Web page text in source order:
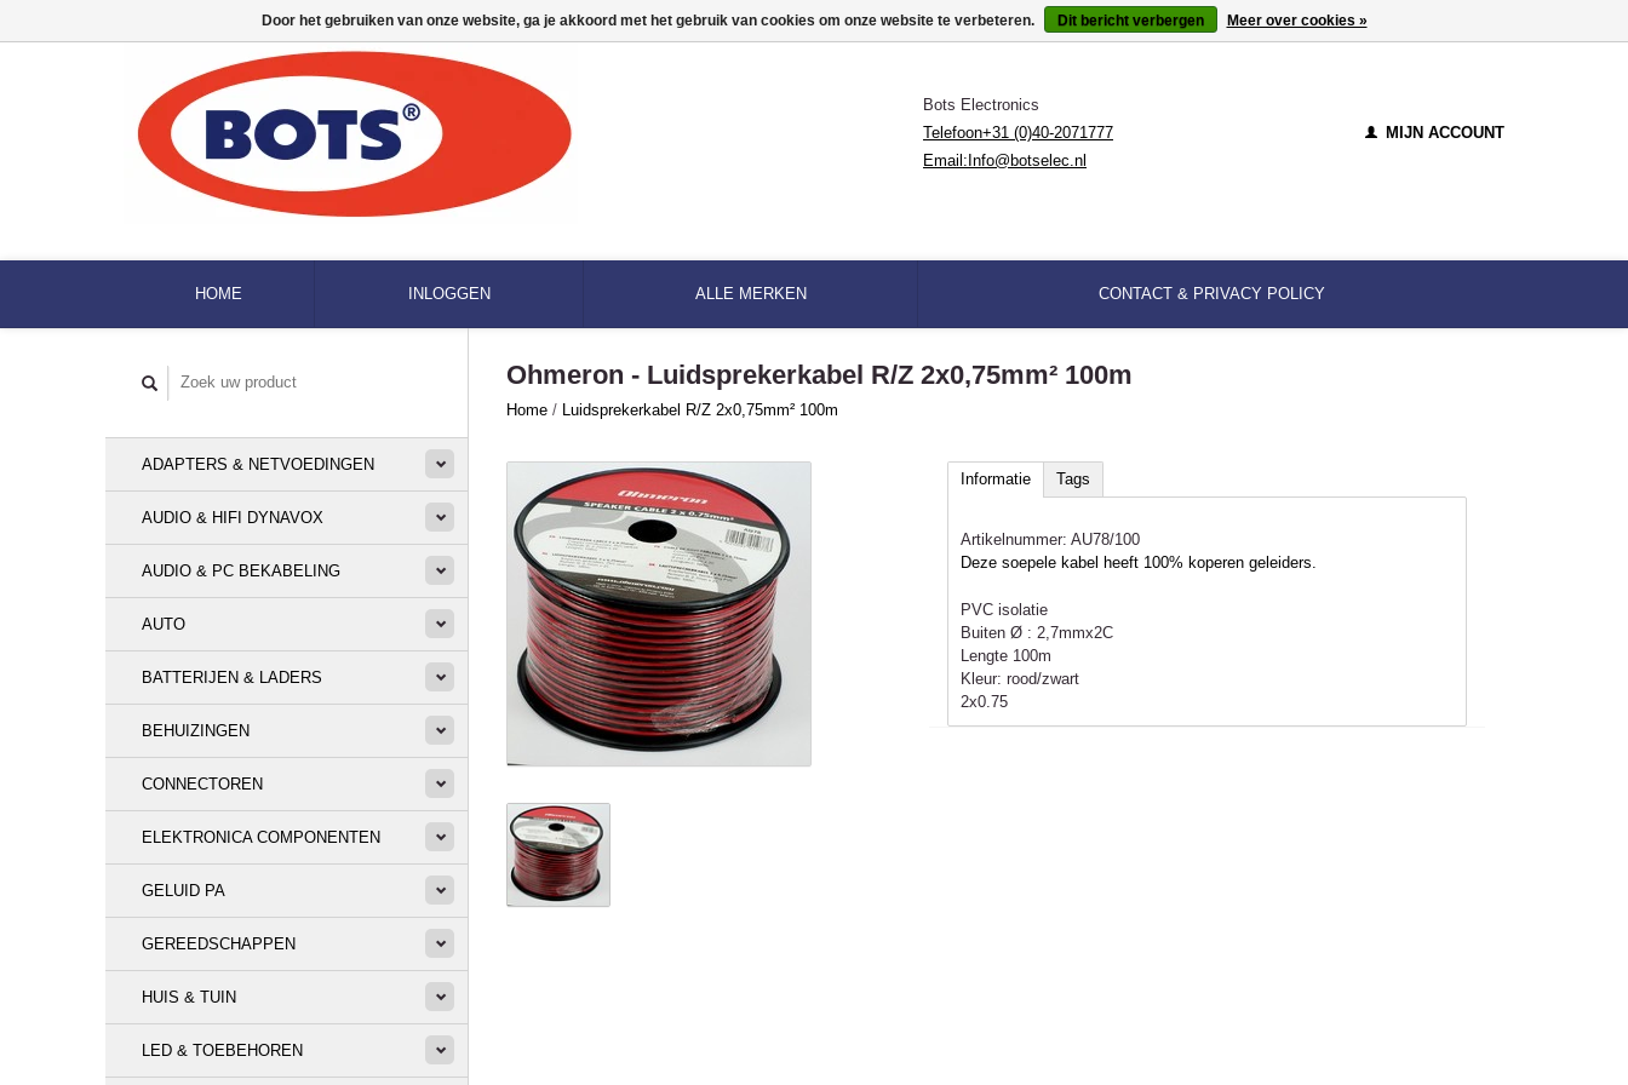
Bots Electronics
Telefoon+31 (0)40-2071777
Email: Info@botselec.nl
MIJN ACCOUNT
HOME INLOGGEN ALLE MERKEN CONTACT & PRIVACY POLICY
ADAPTERS & NETVOEDINGEN
AUDIO & HIFI DYNAVOX
AUDIO & PC BEKABELING
AUTO
BATTERIJEN & LADERS
BEHUIZINGEN
CONNECTOREN
ELEKTRONICA COMPONENTEN
GELUID PA
GEREEDSCHAPPEN
HUIS & TUIN
LED & TOEBEHOREN
Ohmeron - Luidsprekerkabel R/Z 2x0,75mm² 100m
Home / Luidsprekerkabel R/Z 2x0,75mm² 100m
Informatie Tags
Artikelnummer: AU78/100
Deze soepele kabel heeft 100% koperen geleiders.
PVC isolatie
Buiten Ø : 2,7mmx2C
Lengte 100m
Kleur: rood/zwart
2x0.75
Door het gebruiken van onze website, ga je akkoord met het gebruik van cookies om onze website te verbeteren. Dit bericht verbergen Meer over cookies »